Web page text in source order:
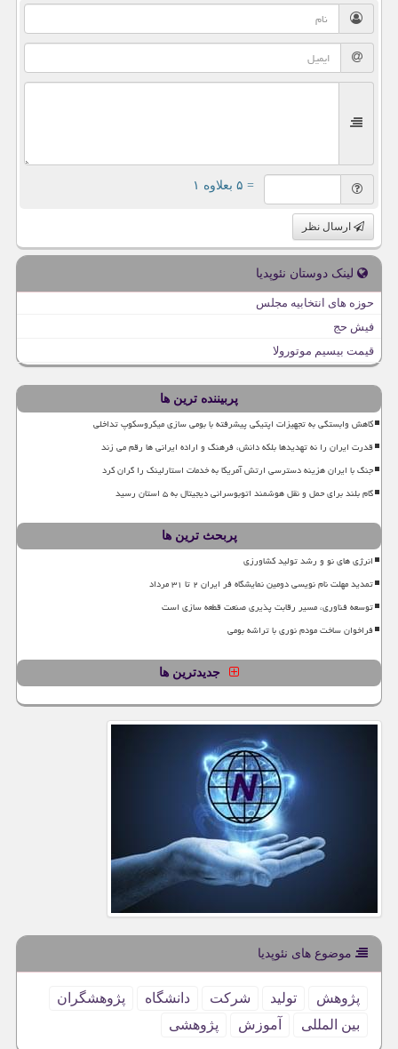
= ۵ بعلاوه ۱
ارسال نظر
لینک دوستان نئوپدیا
حوزه های انتخابیه مجلس
فیش حج
قیمت بیسیم موتورولا
پربیننده ترین ها
کاهش وابستگی به تجهیزات اپتیکی پیشرفته با بومی سازی میکروسکوپ تداخلی
قدرت ایران را نه تهدیدها بلکه دانش، فرهنگ و اراده ایرانی ها رقم می زند
جنگ با ایران هزینه دسترسی ارتش آمریکا به خدمات استارلینک را گران کرد
گام بلند برای حمل و نقل هوشمند اتوبوسرانی دیجیتال به ۵ استان رسید
پربحث ترین ها
انرژی های نو و رشد تولید کشاورزی
تمدید مهلت نام نویسی دومین نمایشگاه فر ایران ۲ تا ۳۱ مرداد
توسعه فناوری، مسیر رقابت پذیری صنعت قطعه سازی است
فراخوان ساخت مودم نوری با تراشه بومی
جدیدترین ها
موضوع های نئوپدیا
پژوهش تولید شركت دانشگاه
پژوهشگران
بین المللی
آموزش پژوهشی